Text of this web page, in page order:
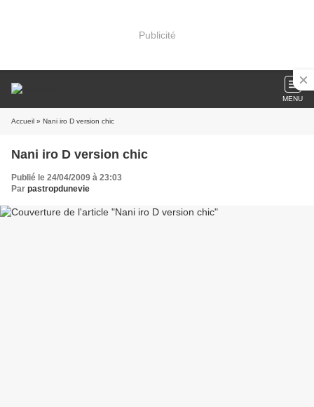
Publicité
MENU
Accueil » Nani iro D version chic
Nani iro D version chic
Publié le 24/04/2009 à 23:03
Par pastropdunevie